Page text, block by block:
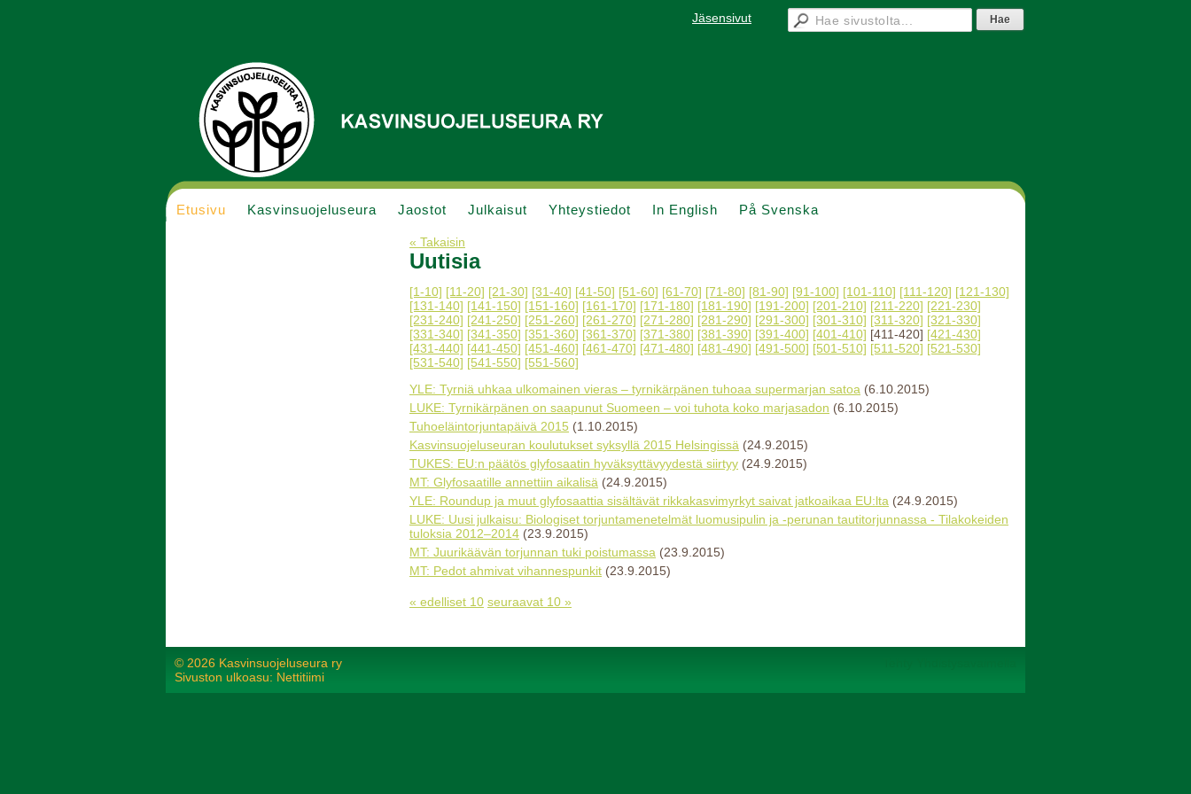
Jäsensivut
Etusivu Kasvinsuojeluseura Jaostot Julkaisut Yhteystiedot In English På Svenska
« Takaisin
Uutisia
[1-10] [11-20] [21-30] [31-40] [41-50] [51-60] [61-70] [71-80] [81-90] [91-100] [101-110] [111-120] [121-130]
[131-140] [141-150] [151-160] [161-170] [171-180] [181-190] [191-200] [201-210] [211-220] [221-230]
[231-240] [241-250] [251-260] [261-270] [271-280] [281-290] [291-300] [301-310] [311-320] [321-330]
[331-340] [341-350] [351-360] [361-370] [371-380] [381-390] [391-400] [401-410] [411-420] [421-430]
[431-440] [441-450] [451-460] [461-470] [471-480] [481-490] [491-500] [501-510] [511-520] [521-530]
[531-540] [541-550] [551-560]
YLE: Tyrniä uhkaa ulkomainen vieras – tyrnikärpänen tuhoaa supermarjan satoa (6.10.2015)
LUKE: Tyrnikärpänen on saapunut Suomeen – voi tuhota koko marjasadon (6.10.2015)
Tuhoeläintorjuntapäivä 2015 (1.10.2015)
Kasvinsuojeluseuran koulutukset syksyllä 2015 Helsingissä (24.9.2015)
TUKES: EU:n päätös glyfosaatin hyväksyttävyydestä siirtyy (24.9.2015)
MT: Glyfosaatille annettiin aikalisä (24.9.2015)
YLE: Roundup ja muut glyfosaattia sisältävät rikkakasvimyrkyt saivat jatkoaikaa EU:lta (24.9.2015)
LUKE: Uusi julkaisu: Biologiset torjuntamenetelmät luomusipulin ja -perunan tautitorjunnassa - Tilakokeiden
tuloksia 2012–2014 (23.9.2015)
MT: Juurikäävän torjunnan tuki poistumassa (23.9.2015)
MT: Pedot ahmivat vihannespunkit (23.9.2015)
« edelliset 10 seuraavat 10 »
© 2026 Kasvinsuojeluseura ry
Sivuston ulkoasu: Nettitiimi